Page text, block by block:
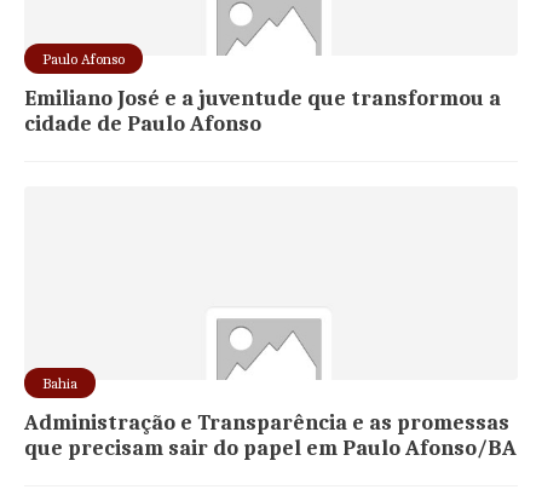
Paulo Afonso
Emiliano José e a juventude que transformou a
cidade de Paulo Afonso
Bahia
Administração e Transparência e as promessas
que precisam sair do papel em Paulo Afonso/BA